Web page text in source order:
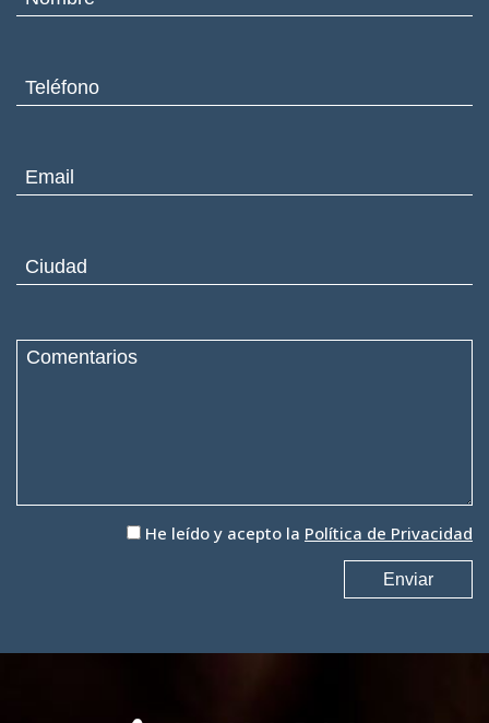
He leído y acepto la Política de Privacidad